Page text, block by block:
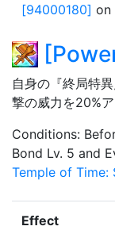
[94000180] on
[
自身の『終局特
撃の威力を20%
Conditions:
Bond Lv. 5 and
Temple of Time:
Effect